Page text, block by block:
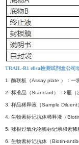
TRAIL-R1 elisa检测试剂盒公司
1. 酶联板（Assay plate ）：一
2. 标准品（Standard）：2瓶（
3. 样品稀释液（Sample Diluent
4. 生物素标记抗体稀释液（
5. 辣根过氧化物酶标记亲和素
6. 生物素标记抗体（Biotin-